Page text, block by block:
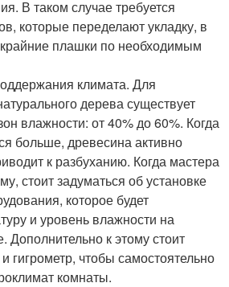
В таком случае требуется
которые переделают укладку, в
плашки по необходимым
климата. Для
дерева существует
влажности: от 40% до 60%. Когда
больше, древесина активно
к разбуханию. Когда мастера
стоит задуматься об установке
которое будет
и уровень влажности на
Дополнительно к этому стоит
гигрометр, чтобы самостоятельно
комнаты.